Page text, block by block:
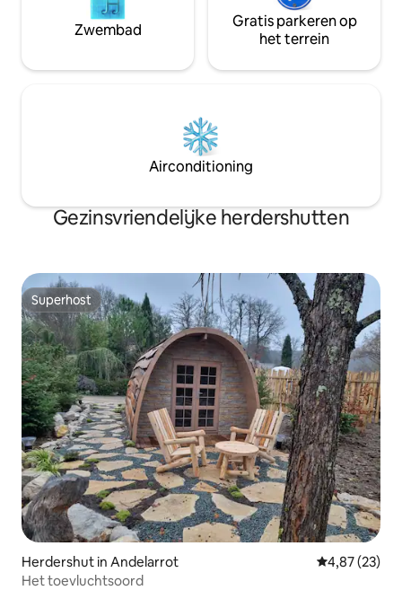
Zwembad
Gratis parkeren op
het terrein
Airconditioning
Gezinsvriendelijke herdershutten
Superhost
Superhost
Herdershut in Andelarrot Gemiddelde
4,87 (23)
Het toevluchtsoord